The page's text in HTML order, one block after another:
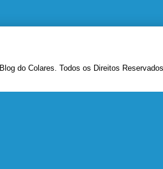
Blog do Colares. Todos os Direitos